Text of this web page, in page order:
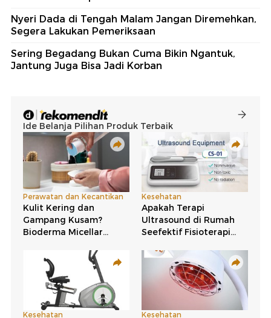
Nyeri Dada di Tengah Malam Jangan Diremehkan,
Segera Lakukan Pemeriksaan
Sering Begadang Bukan Cuma Bikin Ngantuk,
Jantung Juga Bisa Jadi Korban